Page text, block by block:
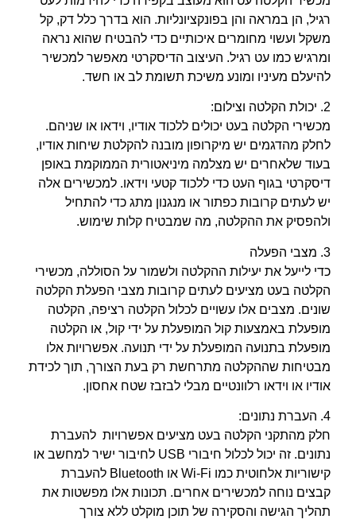
רגיל, הן במראה והן בפונקציונליות. הוא בדרך כלל דק, קל
משקל ועשוי מחומרים איכותיים כדי להבטיח שהוא נראה
ומרגיש כמו עט רגיל. העיצוב הדיסקרטי מאפשר למכשיר
להיעלם מעיניו ומונע משיכת תשומת לב או חשד.
2. יכולת הקלטה וצילום:
מכשירי הקלטה בעט יכולים ללכוד אודיו, וידאו או שניהם.
לחלק מהדגמים יש מיקרופון מובנה להקלטת שיחות אודיו,
בעוד שלאחרים יש מצלמה מיניאטורית הממוקמת באופן
דיסקרטי בגוף העט כדי ללכוד קטעי וידאו. למכשירים אלה
יש לעתים קרובות כפתור או מנגנון מתג כדי להתחיל
ולהפסיק את ההקלטה, מה שמבטיח קלות שימוש.
3. מצבי הפעלה
כדי לייעל את יעילות ההקלטה ולשמור על הסוללה, מכשירי
הקלטה בעט מציעים לעתים קרובות מצבי הפעלת הקלטה
שונים. מצבים אלו עשויים לכלול הקלטה רציפה, הקלטה
מופעלת באמצעות קול המופעלת על ידי קול, או הקלטה
מופעלת בתנועה המופעלת על ידי תנועה. אפשרויות אלו
מבטיחות שההקלטה מתרחשת רק בעת הצורך, תוך לכידת
אודיו או וידאו רלוונטיים מבלי לבזבז שטח אחסון.
4. העברת נתונים:
חלק מהתקני הקלטה בעט מציעים אפשרויות להעברת
נתונים. זה יכול לכלול חיבורי USB לחיבור ישיר למחשב או
קישוריות אלחוטית כמו Wi-Fi או Bluetooth להעברת
קבצים נוחה למכשירים אחרים. תכונות אלו מפשטות את
תהליך הגישה והסקירה של תוכן מוקלט ללא צורך